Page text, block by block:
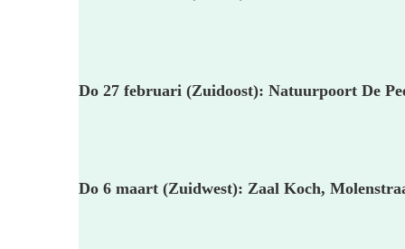
Do 27 februari (Zuidoost): Natuurpoort De
Do 6 maart (Zuidwest): Zaal Koch,